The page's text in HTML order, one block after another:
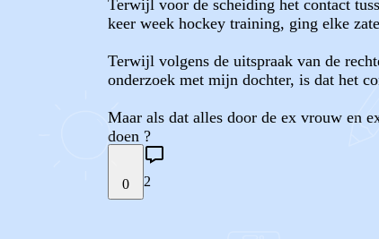
Terwijl voor de scheiding het contact
keer week hockey training, ging elke
Terwijl volgens de uitspraak van de
onderzoek met mijn dochter, is dat het
Maar als dat alles door de ex vrouw en
doen ?
0 2